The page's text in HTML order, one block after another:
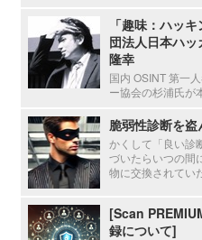
「趣味：ハッ
団法人日本ハ
隆幸
国内 OSINT 第一
ー協会の杉浦氏が
脆弱性診断を盗
かくして「良い診
づいたらいつの間
物に交換されてい
[Scan
録について]